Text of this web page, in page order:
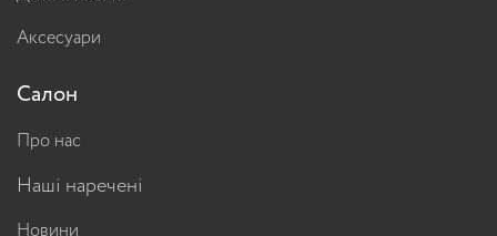
Аксесуари
Салон
Про нас
Наші наречені
Новини